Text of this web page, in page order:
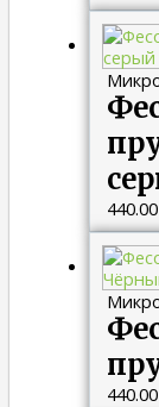
440.00
440.00